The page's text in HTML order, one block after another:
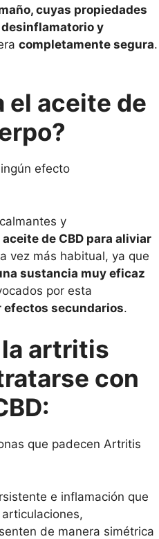
cuyas propiedades
y
completamente segura.
el aceite de
efecto
y
aceite de CBD para aliviar
vez más habitual, ya que
sustancia muy eficaz
por esta
secundarios.
artritis
con
que padecen Artritis
e inflamación que
de manera simétrica